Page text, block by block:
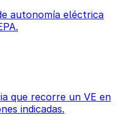
autonomía eléctrica
que recorre un VE en
indicadas.